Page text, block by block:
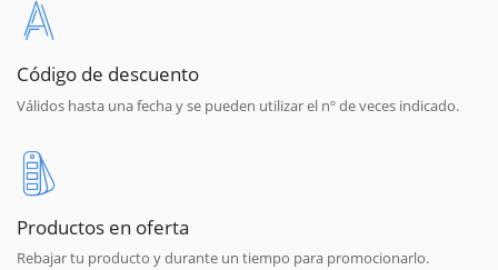
Código de descuento
Válidos hasta una fecha y se pueden utilizar el nº de veces indicado.
Productos en oferta
Rebajar tu producto y durante un tiempo para promocionarlo.